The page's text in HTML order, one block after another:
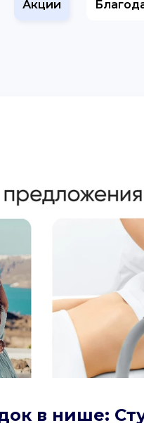
Акции
в нише: